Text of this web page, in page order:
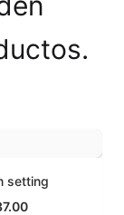
setting